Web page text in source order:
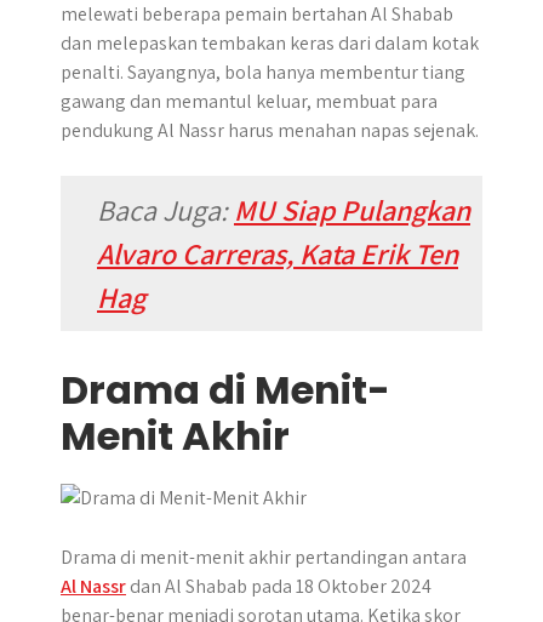
melewati beberapa pemain bertahan Al Shabab
dan melepaskan tembakan keras dari dalam kotak
penalti. Sayangnya, bola hanya membentur tiang
gawang dan memantul keluar, membuat para
pendukung Al Nassr harus menahan napas sejenak.
Baca Juga:MU Siap Pulangkan
Alvaro Carreras, Kata Erik Ten
Hag
Drama di Menit-
Menit Akhir
Drama di menit-menit akhir pertandingan antara
Al Nassrdan Al Shabab pada 18 Oktober 2024
benar-benar menjadi sorotan utama. Ketika skor